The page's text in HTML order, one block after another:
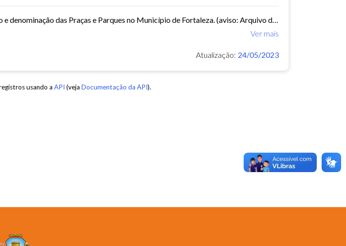
Demonstrativo com localização e denominação das Praças e Parques no Município de Fortaleza. (aviso: Arquivo dinâmico, podem ocorrer mudanças de nomenclatura ou urbanização que...
Ver mais
Atualização: 24/05/2023
usando a API (veja Documentação da API).